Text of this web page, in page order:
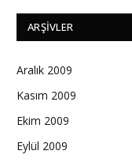
ARŞIVLER
Aralık 2009
Kasım 2009
Ekim 2009
Eylül 2009